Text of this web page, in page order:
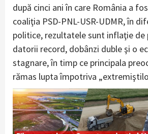
după cinci ani în care România a
coaliţia PSD-PNL-USR-UDMR, în
politice, rezultatele sunt inflaţie de
datorii record, dobânzi duble şi o
stagnare, în timp ce principala
rămas lupta împotriva